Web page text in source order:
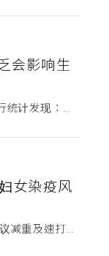
会影响生
统计发现：...
女染疫风
减重及速打...